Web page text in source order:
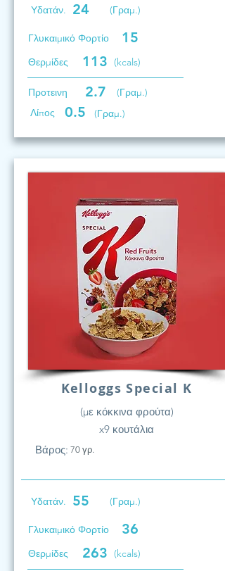
Υδατάν. 24 (Γραμ.)
Γλυκαιμικό Φορτίο 15
Θερμίδες 113 (kcals)
Προτεινη 2.7
(Γραμ.)
Λίπος
0.5 (Γραμ.)
Kelloggs Special K
(με κόκκινα φρούτα)
x9 κουτάλια
Βάρος: 70 γρ.
Υδατάν. 55 (Γραμ.)
Γλυκαιμικό Φορτίο 36
Θερμίδες 263 (kcals)